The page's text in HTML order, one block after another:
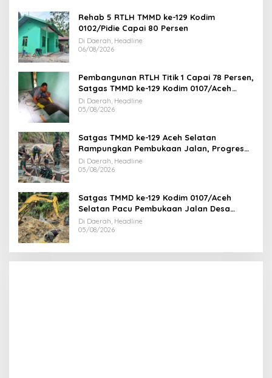
Rehab 5 RTLH TMMD ke-129 Kodim
0102/Pidie Capai 80 Persen
Di Daerah, Headline
06/08/2026
Pembangunan RTLH Titik 1 Capai 78 Persen,
Satgas TMMD ke-129 Kodim 0107/Aceh
Selatan Kebut Finishing
Di Daerah, Headline
05/08/2026
Satgas TMMD ke-129 Aceh Selatan
Rampungkan Pembukaan Jalan, Progres
Capai 78 Persen
Di Daerah, Headline
05/08/2026
Satgas TMMD ke-129 Kodim 0107/Aceh
Selatan Pacu Pembukaan Jalan Desa
Kemumu Sebrang
Di Daerah, Headline
05/08/2026